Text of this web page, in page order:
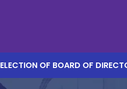
ELECTION OF BOARD OF